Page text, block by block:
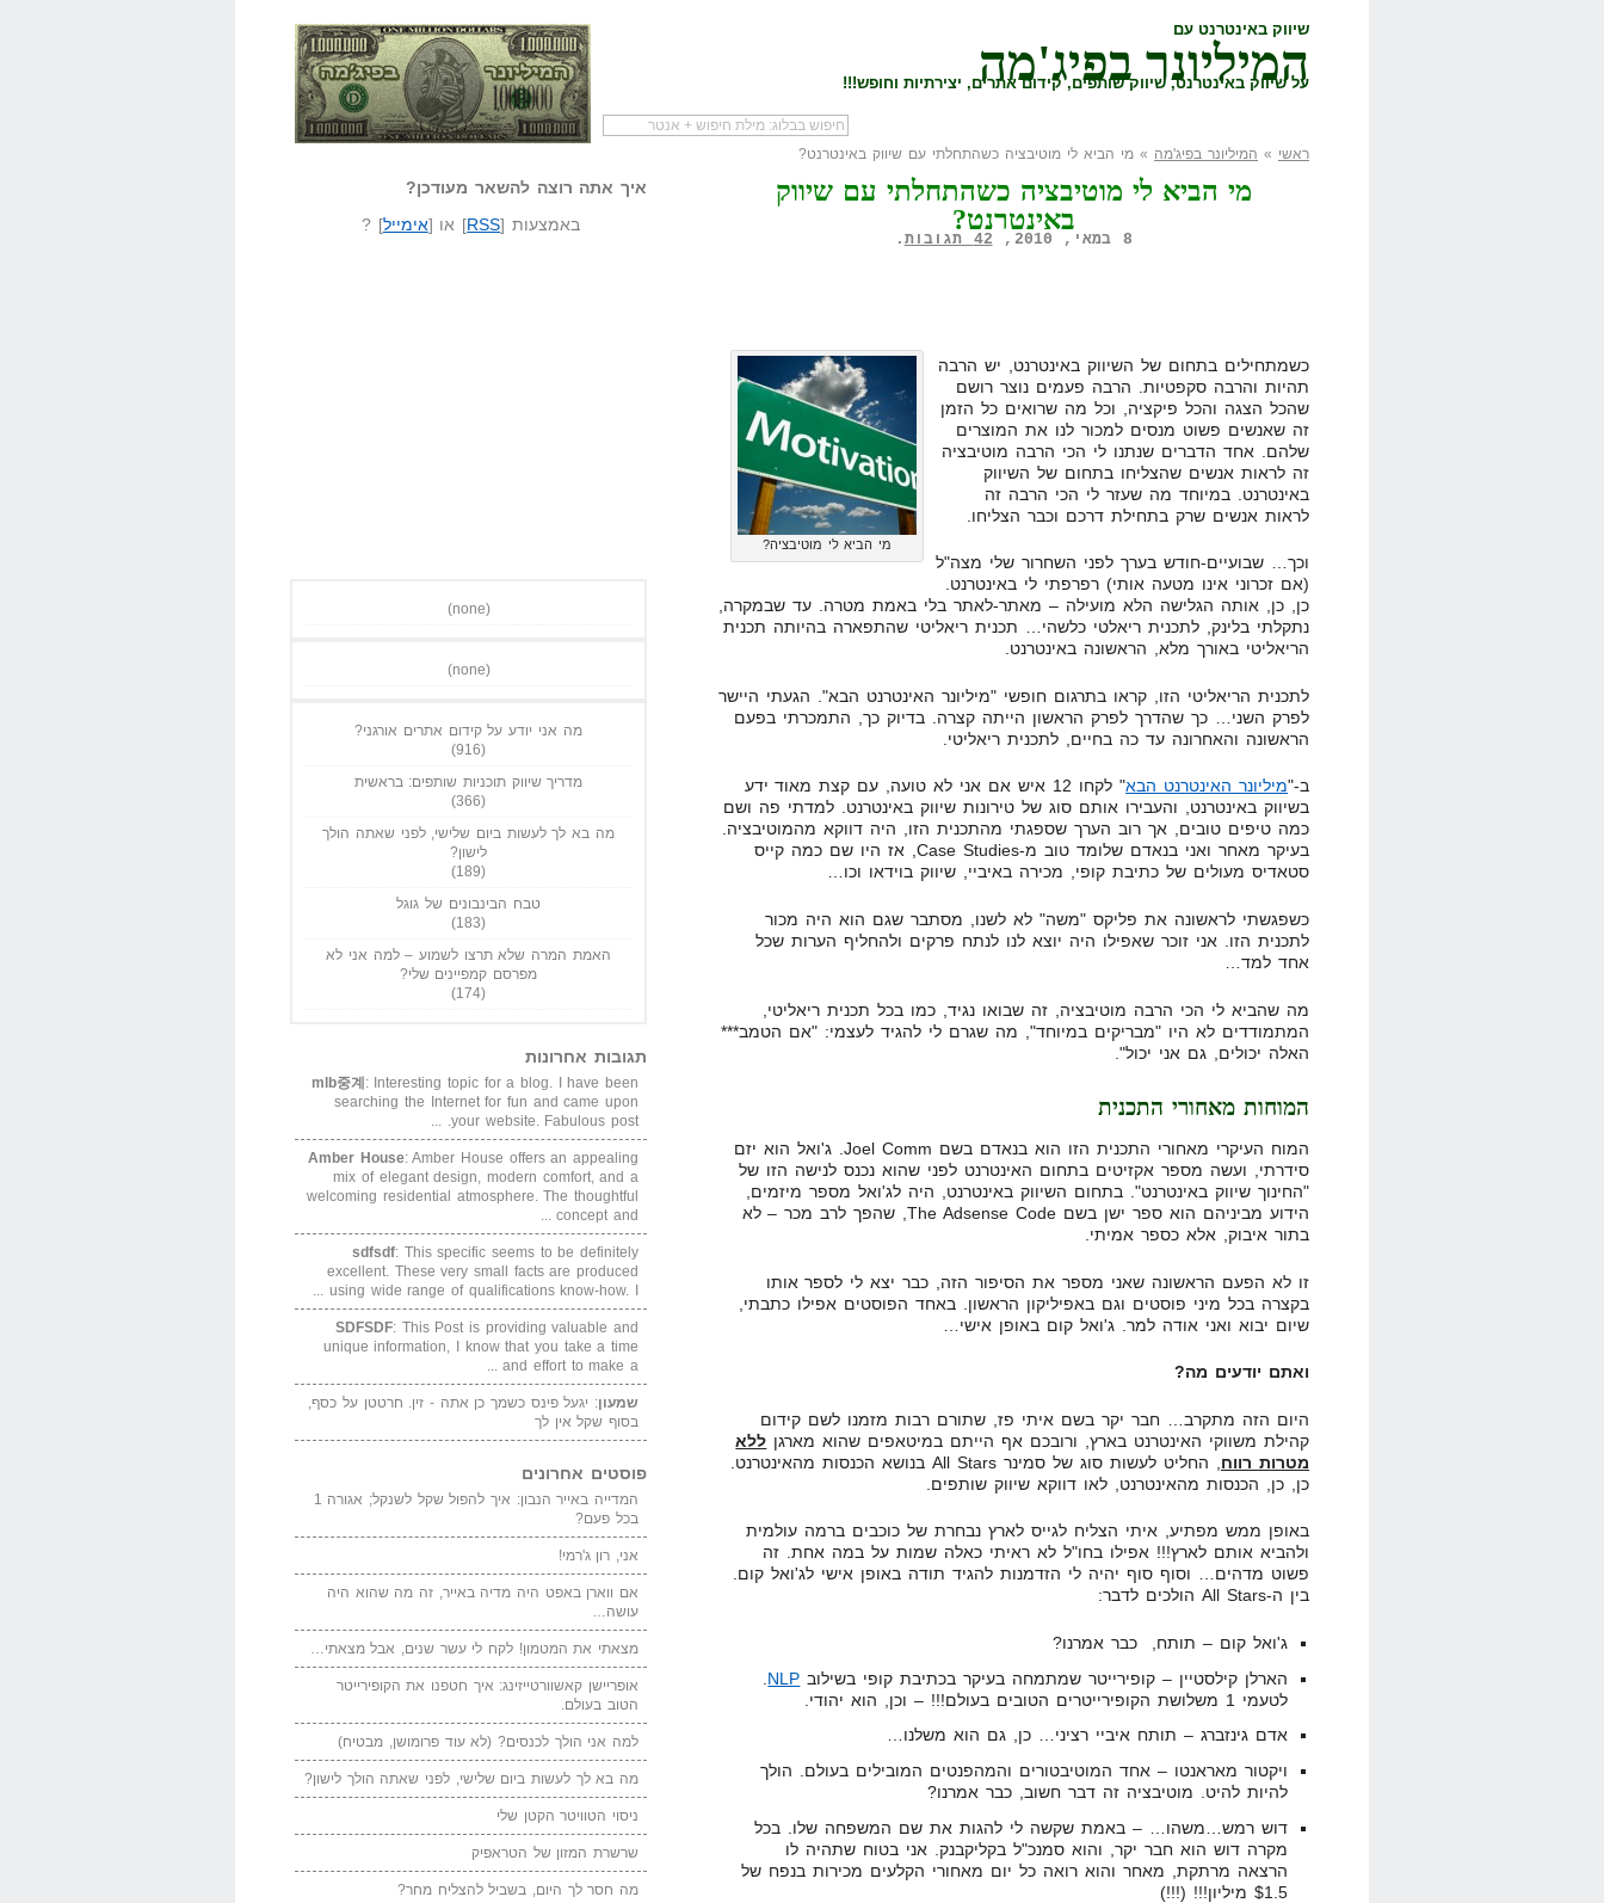
שיווק באינטרנט עם
המיליונר בפיג'מה
על שיווק באינטרנט, שיווק שותפים, קידום אתרים, יצירתיות וחופש!!!
שאל שאלה המיליונר בפיג'מה שיווק שותפים הבלוג
ראשי » המיליונר בפיג'מה » מי הביא לי מוטיבציה כשהתחלתי עם שיווק באינטרנט?
מי הביא לי מוטיבציה כשהתחלתי עם שיווק
באינטרנט?
8 במאי, 2010, 42 תגובות .
מי הביא לי מוטיבציה?
כשמתחילים בתחום של השיווק באינטרנט, יש הרבה
תהיות והרבה סקפטיות. הרבה פעמים נוצר רושם
שהכל הצגה והכל פיקציה, וכל מה שרואים כל הזמן
זה שאנשים פשוט מנסים למכור לנו את המוצרים
שלהם. אחד הדברים שנתנו לי הכי הרבה מוטיבציה
זה לראות אנשים שהצליחו בתחום של השיווק
באינטרנט. במיוחד מה שעזר לי הכי הרבה זה
לראות אנשים שרק בתחילת דרכם וכבר הצליחו.
וכך… שבועיים-חודש בערך לפני השחרור שלי מצה"ל
(אם זכרוני אינו מטעה אותי) רפרפתי לי באינטרנט.
כן, כן, אותה הגלישה הלא מועילה – מאתר-לאתר בלי באמת מטרה. עד שבמקרה,
נתקלתי בלינק, לתכנית ריאלטי כלשהי… תכנית ריאליטי שהתפארה בהיותה תכנית
הריאליטי באורך מלא, הראשונה באינטרנט.
לתכנית הריאליטי הזו, קראו בתרגום חופשי "מיליונר האינטרנט הבא". הגעתי היישר
לפרק השני… כך שהדרך לפרק הראשון הייתה קצרה. בדיוק כך, התמכרתי בפעם
הראשונה והאחרונה עד כה בחיים, לתכנית ריאליטי.
ב-"מיליונר האינטרנט הבא
" לקחו 12 איש אם אני לא טועה, עם קצת מאוד ידע
בשיווק באינטרנט, והעבירו אותם סוג של טירונות שיווק באינטרנט. למדתי פה ושם
כמה טיפים טובים, אך רוב הערך שספגתי מהתכנית הזו, היה דווקא מהמוטיבציה.
בעיקר מאחר ואני בנאדם שלומד טוב מ-Case Studies, אז היו שם כמה קייס
סטאדיס מעולים של כתיבת קופי, מכירה באיביי, שיווק בוידאו וכו…
כשפגשתי לראשונה את פליקס "משה" לא לשנו, מסתבר שגם הוא היה מכור
לתכנית הזו. אני זוכר שאפילו היה יוצא לנו לנתח פרקים ולהחליף הערות שכל
אחד למד…
מה שהביא לי הכי הרבה מוטיבציה, זה שבואו נגיד, כמו בכל תכנית ריאליטי,
המתמודדים לא היו "מבריקים במיוחד", מה שגרם לי להגיד לעצמי: "אם הטמב***
האלה יכולים, גם אני יכול".
המוחות מאחורי התכנית
המוח העיקרי מאחורי התכנית הזו הוא בנאדם בשם Joel Comm. ג'ואל הוא יזם
סידרתי, ועשה מספר אקזיטים בתחום האינטרנט לפני שהוא נכנס לנישה הזו של
"החינוך שיווק באינטרנט". בתחום השיווק באינטרנט, היה לג'ואל מספר מיזמים,
הידוע מביניהם הוא ספר ישן בשם The Adsense Code, שהפך לרב מכר – לא
בתור איבוק, אלא כספר אמיתי.
זו לא הפעם הראשונה שאני מספר את הסיפור הזה, כבר יצא לי לספר אותו
בקצרה בכל מיני פוסטים וגם באפיליקון הראשון. באחד הפוסטים אפילו כתבתי,
שיום יבוא ואני אודה למר. ג'ואל קום באופן אישי…
ואתם יודעים מה?
היום הזה מתקרב… חבר יקר בשם איתי פז, שתורם רבות מזמנו לשם קידום
קהילת משווקי האינטרנט בארץ, ורובכם אף הייתם במיטאפים שהוא מארגן ללא
מטרות רווח
, החליט לעשות סוג של סמינר All Stars בנושא הכנסות מהאינטרנט.
כן, כן, הכנסות מהאינטרנט, לאו דווקא שיווק שותפים.
באופן ממש מפתיע, איתי הצליח לגייס לארץ נבחרת של כוכבים ברמה עולמית
ולהביא אותם לארץ!!! אפילו בחו"ל לא ראיתי כאלה שמות על במה אחת. זה
פשוט מדהים… וסוף סוף יהיה לי הזדמנות להגיד תודה באופן אישי לג'ואל קום.
בין ה-All Stars הולכים לדבר:
ג'ואל קום – תותח, כבר אמרנו?
הארלן קילסטיין – קופירייטר שמתמחה בעיקר בכתיבת קופי בשילוב NLP
לטעמי 1 משלושת הקופירייטרים הטובים בעולם!!! – וכן, הוא יהודי.
אדם גינזברג – תותח איביי רציני… כן, גם הוא משלנו…
ויקטור מאראנטו – אחד המוטיבטורים והמהפנטים המובילים בעולם. הולך
להיות להיט. מוטיבציה זה דבר חשוב, כבר אמרנו?
דוש רמש…משהו… – באמת שקשה לי להגות את שם המשפחה שלו. בכל
מקרה דוש הוא חבר יקר, והוא סמנכ"ל בקליקבנק. אני בטוח שתהיה לו
הרצאה מרתקת, מאחר והוא רואה כל יום מאחורי הקלעים מכירות בנפח של
$1.5 מיליון!!! (!!!)
איך אתה רוצה להשאר מעודכן?
באמצעות [RSS] או [אימייל] ?
(none)
(none)
מה אני יודע על קידום אתרים אורגני?
(916)
מדריך שיווק תוכניות שותפים: בראשית
(366)
מה בא לך לעשות ביום שלישי, לפני שאתה הולך
לישון?
(189)
טבח הבינבונים של גוגל
(183)
האמת המרה שלא תרצו לשמוע – למה אני לא
מפרסם קמפיינים שלי?
(174)
תגובות אחרונות
mlb중계 : Interesting topic for a blog. I have been
searching the Internet for fun and came upon
your website. Fabulous post. ...
Amber House: Amber House offers an appealing
mix of elegant design, modern comfort, and a
welcoming residential atmosphere. The thoughtful
concept and ...
sdfsdf: This specific seems to be definitely
excellent. These very small facts are produced
using wide range of qualifications know-how. I ...
SDFSDF: This Post is providing valuable and
unique information, I know that you take a time
and effort to make a ...
שמעון: יגעל פינס כשמך כן אתה - זין. חרטטן על כסף,
בסוף שקל אין לך
פוסטים אחרונים
המדייה באייר הנבון: איך להפול שקל לשנקל; אגורה 1
בכל פעם?
אני, רון ג'רמי!
אם ווארן באפט היה מדיה באייר, זה מה שהוא היה
עושה…
מצאתי את המטמון! לקח לי עשר שנים, אבל מצאתי…
אופריישן קאשוורטייזינג: איך חטפנו את הקופירייטר
הטוב בעולם.
למה אני הולך לכנסים? (לא עוד פרומושן, מבטיח)
מה בא לך לעשות ביום שלישי, לפני שאתה הולך לישון?
ניסוי הטוויטר הקטן שלי
שרשרת המזון של הטראפיק
מה חסר לך היום, בשביל להצליח מחר?